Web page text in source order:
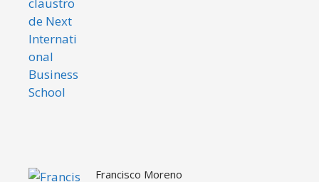
Francisco Moreno